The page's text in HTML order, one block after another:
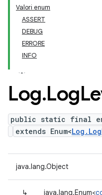
Valori enum
ASSERT
DEBUG
ERRORE
INFO
Log.Log
public static final
extends Enum<
java.lang.Object
↳ java.lang.Enum<